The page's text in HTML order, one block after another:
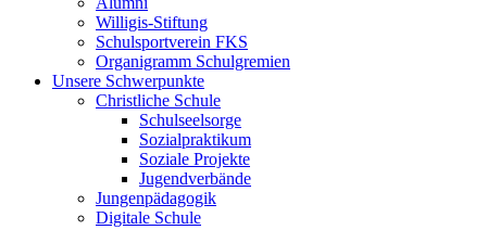
Willigis-Stiftung
Schulsportverein FKS
Organigramm Schulgremien
Unsere Schwerpunkte
Christliche Schule
Schulseelsorge
Sozialpraktikum
Soziale Projekte
Jugendverbände
Jungenpädagogik
Digitale Schule